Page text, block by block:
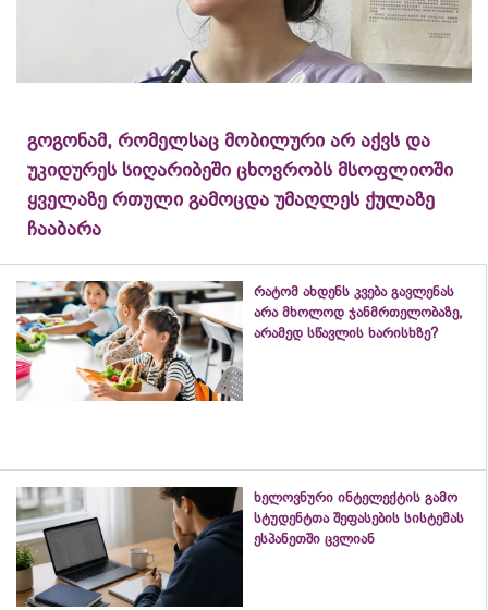
გოგონამ, რომელსაც მობილური არ აქვს და
უკიდურეს სიღარიბეში ცხოვრობს მსოფლიოში
ყველაზე რთული გამოცდა უმაღლეს ქულაზე
ჩააბარა
რატომ ახდენს კვება გავლენას
არა მხოლოდ ჯანმრთელობაზე,
არამედ სწავლის ხარისხზე?
ხელოვნური ინტელექტის გამო
სტუდენტთა შეფასების სისტემას
ესპანეთში ცვლიან